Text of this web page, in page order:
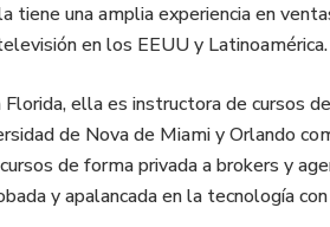
una amplia experiencia en
en los EEUU y Latinoamérica.
ella es instructora de cursos
de Nova de Miami y Orlando
de forma privada a brokers y
y apalancada en la tecnología